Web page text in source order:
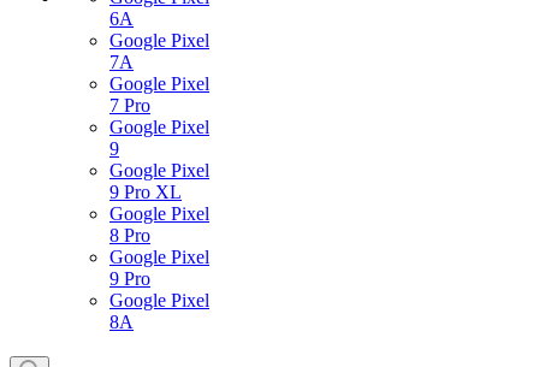
6A
Google Pixel
7А
Google Pixel
7 Pro
Google Pixel
9
Google Pixel
9 Pro XL
Google Pixel
8 Pro
Google Pixel
9 Pro
Google Pixel
8A